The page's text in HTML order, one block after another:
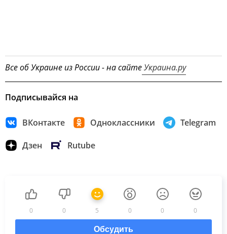
Все об Украине из России - на сайтеУкраина.ру
Подписывайся на
ВКонтакте Одноклассники Telegram
Дзен Rutube
0 0 5 0 0 0
Обсудить